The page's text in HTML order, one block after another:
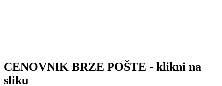
CENOVNIK BRZE POŠTE - klikni na
sliku